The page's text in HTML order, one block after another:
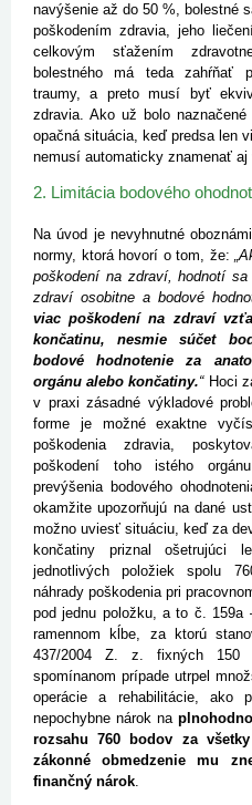
navýšenie až do 50 %, bolestné
poškodením zdravia, jeho
celkovým sťažením
bolestného má teda zahŕňať
traumy, a preto musí byť
zdravia. Ako už bolo
opačná situácia, keď predsa len
nemusí automaticky znamenať
2. Limitácia bodového
Na úvod je nevyhnutné
normy, ktorá hovorí o tom, že:
poškodení na zdraví, hodnotí
zdraví osobitne a bodové
viac poškodení na zdraví
končatinu, nesmie súčet
bodové hodnotenie za
orgánu alebo končatiny.“Hoci
v praxi zásadné výkladové
forme je možné exaktne
poškodenia zdravia,
poškodení toho istého
prevýšenia bodového
okamžite upozorňujú na dané
možno uviesť situáciu, keď za
končatiny priznal ošetrujúci
jednotlivých položiek spolu
náhrady poškodenia pri
pod jednu položku, a to č. 159a
ramennom kĺbe, za ktorú
437/2004 Z. z. fixných 150
spomínanom prípade utrpel
operácie a rehabilitácie, ako
nepochybne nárok na
rozsahu 760 bodov za
zákonné obmedzenie mu
finančný nárok.